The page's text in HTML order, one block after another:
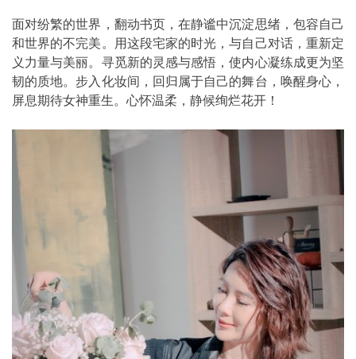
面对纷繁的世界，翻动书页，在静谧中沉淀思绪，包容自己
和世界的不完美。用这段宅家的时光，与自己对话，重新定
义力量与美丽。寻觅新的灵感与感悟，使内心凝练成更为坚
韧的质地。步入化妆间，回归属于自己的舞台，唤醒身心，
屏息期待女神重生。心怀温柔，静候绚烂花开！